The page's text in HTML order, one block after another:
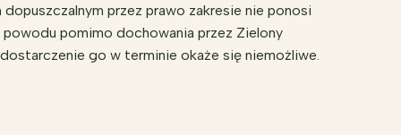
przez prawo zakresie nie ponosi
pomimo dochowania przez Zielony
go w terminie okaże się niemożliwe.